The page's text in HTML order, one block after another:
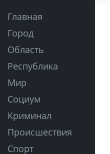
Главная
Город
Область
Республика
Мир
Социум
Криминал
Происшествия
Спорт